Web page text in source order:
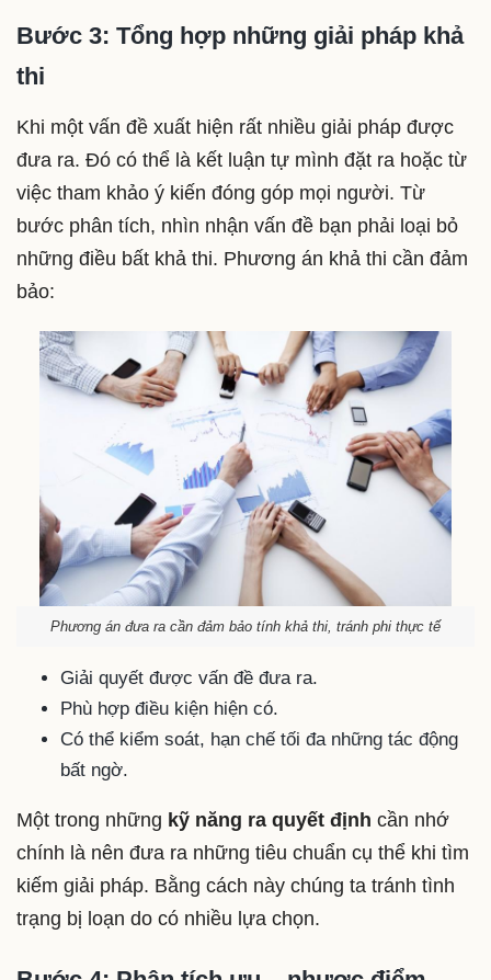
Bước 3: Tổng hợp những giải pháp khả
thi
Khi một vấn đề xuất hiện rất nhiều giải pháp được
đưa ra. Đó có thể là kết luận tự mình đặt ra hoặc từ
việc tham khảo ý kiến đóng góp mọi người. Từ
bước phân tích, nhìn nhận vấn đề bạn phải loại bỏ
những điều bất khả thi. Phương án khả thi cần đảm
bảo:
Phương án đưa ra cần đảm bảo tính khả thi, tránh phi thực tế
Giải quyết được vấn đề đưa ra.
Phù hợp điều kiện hiện có.
Có thể kiểm soát, hạn chế tối đa những tác động
bất ngờ.
Một trong những kỹ năng ra quyết định cần nhớ
chính là nên đưa ra những tiêu chuẩn cụ thể khi tìm
kiếm giải pháp. Bằng cách này chúng ta tránh tình
trạng bị loạn do có nhiều lựa chọn.